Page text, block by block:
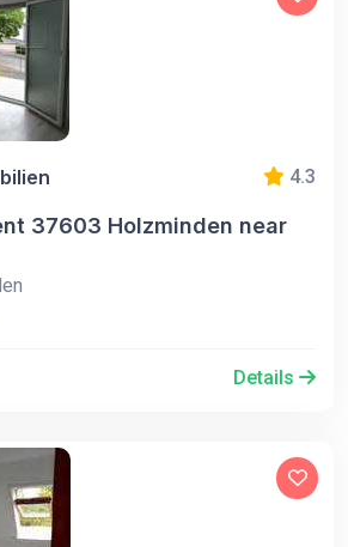
4.3
37603 Holzminden near
Details